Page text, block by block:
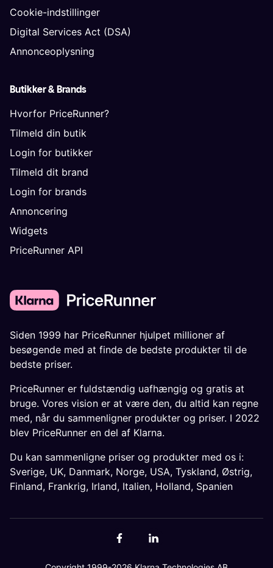
Cookie-indstillinger
Digital Services Act (DSA)
Annonceoplysning
Butikker & Brands
Hvorfor PriceRunner?
Tilmeld din butik
Login for butikker
Tilmeld dit brand
Login for brands
Annoncering
Widgets
PriceRunner API
Siden 1999 har PriceRunner hjulpet millioner af
besøgende med at finde de bedste produkter til de
bedste priser.
PriceRunner er fuldstændig uafhængig og gratis at
bruge. Vores vision er at være den, du altid kan regne
med, når du sammenligner produkter og priser. I 2022
blev PriceRunner en del af Klarna.
Du kan sammenligne priser og produkter med os i:
Sverige, UK, Danmark, Norge, USA, Tyskland, Østrig,
Finland, Frankrig, Irland, Italien, Holland, Spanien